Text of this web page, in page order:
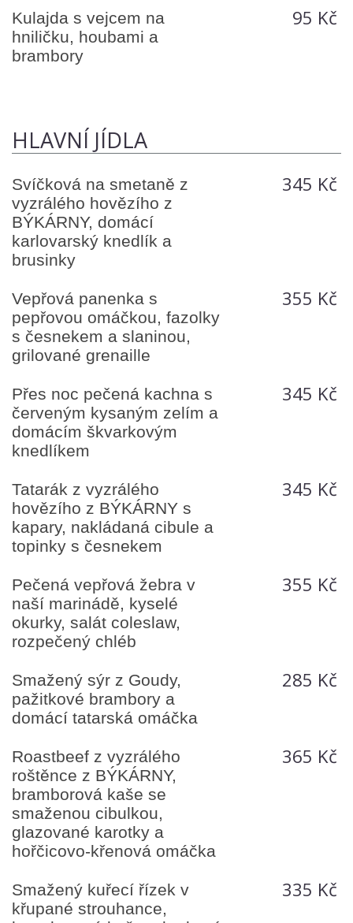
Kulajda s vejcem na
hniličku, houbami a
brambory
95 Kč
HLAVNÍ JÍDLA
Svíčková na smetaně z
vyzrálého hovězího z
BÝKÁRNY, domácí
karlovarský knedlík a
brusinky
345 Kč
Vepřová panenka s
pepřovou omáčkou, fazolky
s česnekem a slaninou,
grilované grenaille
355 Kč
Přes noc pečená kachna s
červeným kysaným zelím a
domácím škvarkovým
knedlíkem
345 Kč
Tatarák z vyzrálého
hovězího z BÝKÁRNY s
kapary, nakládaná cibule a
topinky s česnekem
345 Kč
Pečená vepřová žebra v
naší marinádě, kyselé
okurky, salát coleslaw,
rozpečený chléb
355 Kč
Smažený sýr z Goudy,
pažitkové brambory a
domácí tatarská omáčka
285 Kč
Roastbeef z vyzrálého
roštěnce z BÝKÁRNY,
bramborová kaše se
smaženou cibulkou,
glazované karotky a
hořčicovo-křenová omáčka
365 Kč
Smažený kuřecí řízek v
křupané strouhance,
335 Kč